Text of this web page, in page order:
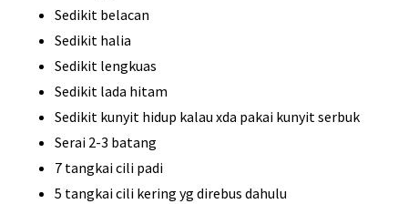
Sedikit belacan
Sedikit halia
Sedikit lengkuas
Sedikit lada hitam
Sedikit kunyit hidup kalau xda pakai kunyit serbuk
Serai 2-3 batang
7 tangkai cili padi
5 tangkai cili kering yg direbus dahulu